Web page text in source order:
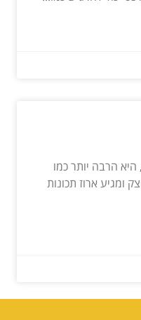
הרבה יותר כמו
ומגיע ארוז תכונות